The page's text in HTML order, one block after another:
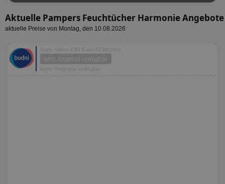
Aktuelle Pampers Feuchtücher Harmonie Angebote
aktuelle Preise von Montag, den 10.08.2026
letzte Aktion 4,99 € vor 42 Wochen
kein Angebot verfügbar
keine Prognose verfügbar